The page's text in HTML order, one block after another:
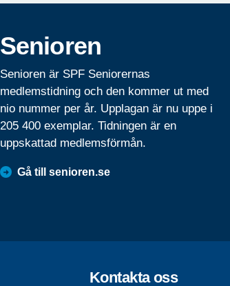
Senioren
Senioren är SPF Seniorernas
medlemstidning och den kommer ut med
nio nummer per år. Upplagan är nu uppe i
205 400 exemplar. Tidningen är en
uppskattad medlemsförmån.
Gå till senioren.se
Kontakta oss